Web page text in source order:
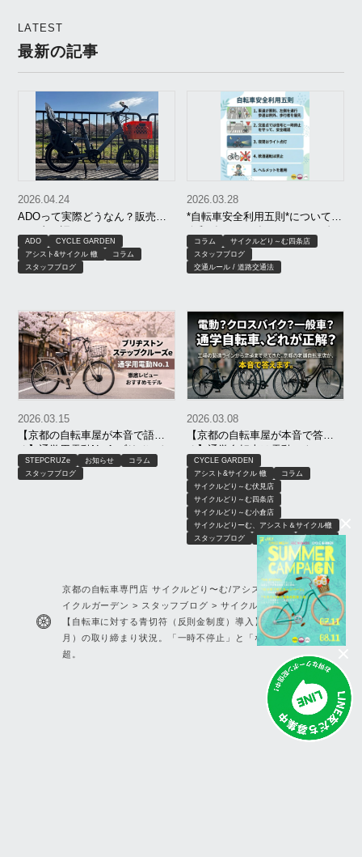
LATEST
最新の記事
ADOって実際どうなん？販売店
が正直に語るデメリット・おす
すめモデル・買い方ガイド
2026.04.24
ADO
CYCLE GARDEN
アシスト&サイクル 轍
コラム
スタッフブログ
*自転車安全利用五則*について。
令和8年（2026年）4月1日、 自
転車に対する道路交通法改正。
青切符（反則金制度）導入。
2026.03.28
コラム
サイクルどり～む四条店
スタッフブログ
交通ルール / 道路交通法
【京都の自転車屋が本音で語
る】通学用電動No.1 ブリヂスト
ン ステップクルーズe 徹底解説
｜メリット・デメリット全部言
2026.03.15
STEPCRUZe お知らせ
コラム
スタッフブログ
【京都の自転車屋が本音で答え
る】通学自転車は電動・クロス
バイク・一般車どれが正解？｜
製造から販売まで知るプロが解
説
2026.03.08
CYCLE GARDEN
アシスト&サイクル 轍
コラム
サイクルどり～む伏見店
サイクルどり～む四条店
サイクルどり～む小倉店
サイクルどりーむ、アシスト＆サイクル轍
スタッフブログ
ヨシカワ 商品紹介
京都の自転車専門店 サイクルどり〜む/アシスト&サイクル轍/サ
イクルガーデン > スタッフブログ > サイクルどり～む四条店>
【自転車に対する青切符（反則金制度）導入】初月（令和8年4
月）の取り締まり状況。「一時不停止」と「ながら運転」で7割
超。